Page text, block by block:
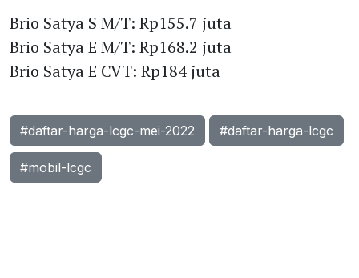
Brio Satya S M/T: Rp155.7 juta
Brio Satya E M/T: Rp168.2 juta
Brio Satya E CVT: Rp184 juta
#daftar-harga-lcgc-mei-2022 #daftar-harga-lcgc
#mobil-lcgc